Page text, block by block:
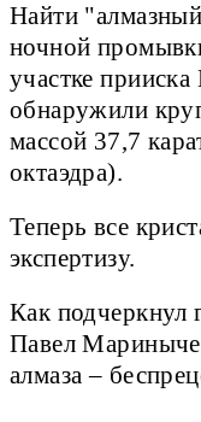
Найти
ночной
участке
обнаружили
массой 37,7
октаэдра).
Теперь все
экспертизу.
Как подчеркнул
Павел
алмаза –